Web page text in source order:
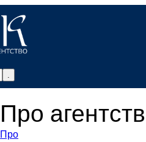
.
Про
Про